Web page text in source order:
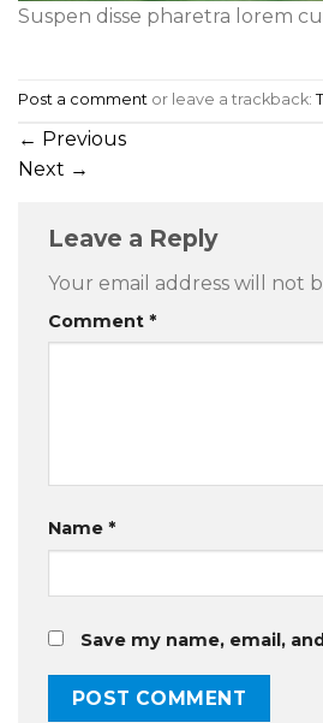
Suspen disse pharetra lorem
Post a comment or leave a trackback:
← Previous
Next →
Leave a Reply
Your email address will not
Comment *
Name *
Save my name, email,